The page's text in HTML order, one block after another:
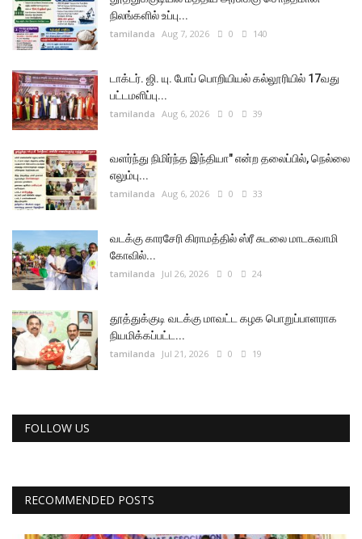
நிலங்களில் உப்பு...
tamilanda Aug 7, 2026 0 140
டாக்டர். ஜி. யு. போப் பொறியியல் கல்லூரியில் 17வது
பட்டமளிப்பு...
tamilanda Aug 6, 2026 0 39
வளர்ந்து நிமிர்ந்த இந்தியா" என்ற தலைப்பில், நெல்லை
எலும்பு...
tamilanda Aug 6, 2026 0 33
வடக்கு காரசேரி கிராமத்தில் ஸ்ரீ சுடலை மாடசுவாமி
கோவில்...
tamilanda Jul 26, 2026 0 24
தூத்துக்குடி வடக்கு மாவட்ட கழக பொறுப்பாளராக
நியமிக்கப்பட்ட...
tamilanda Jul 21, 2026 0 19
FOLLOW US
RECOMMENDED POSTS